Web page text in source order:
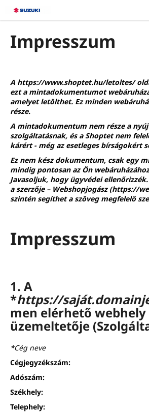
fő
tartalomhoz
Impresszum
A https://www.shoptet.hu/letoltes/
ezt a mintadokumentumot
amelyet letölthet. Ez minden
része.
A mintadokumentum nem része a
szolgáltatásnak, és a Shoptet nem
kárért - még az esetleges bírságokért
Ez nem kész dokumentum, csak egy
mindig pontosan az Ön
Javasoljuk, hogy ügyvédei
a szerzője – Webshopjogász (https://
szintén segíthet a szöveg megfelelő
Impresszum
1. A
*https://
men elérhető webhely
üzemeltetője
*Cég neve
Cégjegyzékszám:
Adószám:
Székhely:
Telephely:
o
t
k
e
r
e
s
?